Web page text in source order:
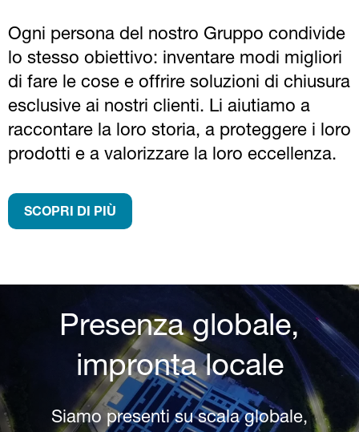
Ogni persona del nostro Gruppo condivide
lo stesso obiettivo: inventare modi migliori
di fare le cose e offrire soluzioni di chiusura
esclusive ai nostri clienti. Li aiutiamo a
raccontare la loro storia, a proteggere i loro
prodotti e a valorizzare la loro eccellenza.
SCOPRI DI PIÙ
Presenza globale,
impronta locale
Siamo presenti su scala globale,